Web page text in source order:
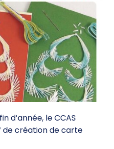
d’année, le CCAS
création de carte